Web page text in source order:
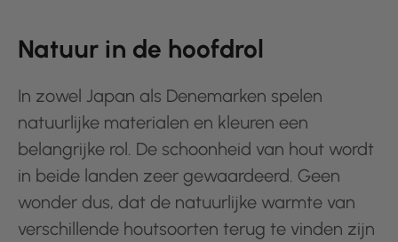
Natuur in de hoofdrol
In zowel Japan als Denemarken spelen
natuurlijke materialen en kleuren een
belangrijke rol. De schoonheid van hout wordt
in beide landen zeer gewaardeerd. Geen
wonder dus, dat de natuurlijke warmte van
verschillende houtsoorten terug te vinden zijn